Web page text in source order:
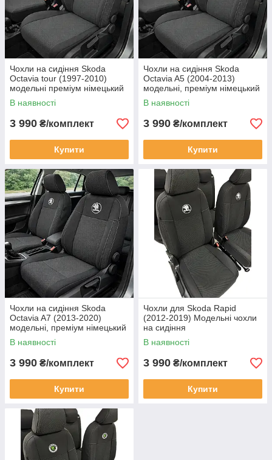
Чохли на сидіння Skoda
Octavia tour (1997-2010)
модельні преміум німецький
гобелен
В наявності
3 990 ₴/комплект
Купити
Чохли на сидіння Skoda
Octavia A5 (2004-2013)
модельні, преміум німецький
гобелен
В наявності
3 990 ₴/комплект
Купити
Чохли на сидіння Skoda
Octavia A7 (2013-2020)
модельні, преміум німецький
гобелен
В наявності
3 990 ₴/комплект
Купити
Чохли для Skoda Rapid
(2012-2019) Модельні чохли
на сидіння
В наявності
3 990 ₴/комплект
Купити